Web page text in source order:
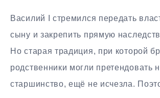
Василий I стремился передать
сыну и закрепить прямую
Но старая традиция, при которой
родственники могли претендовать
старшинство, ещё не исчезла.